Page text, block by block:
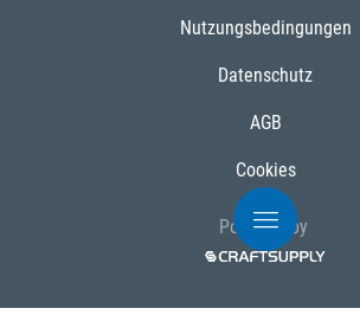
Nutzungsbedingungen
Datenschutz
AGB
Cookies
Powered by